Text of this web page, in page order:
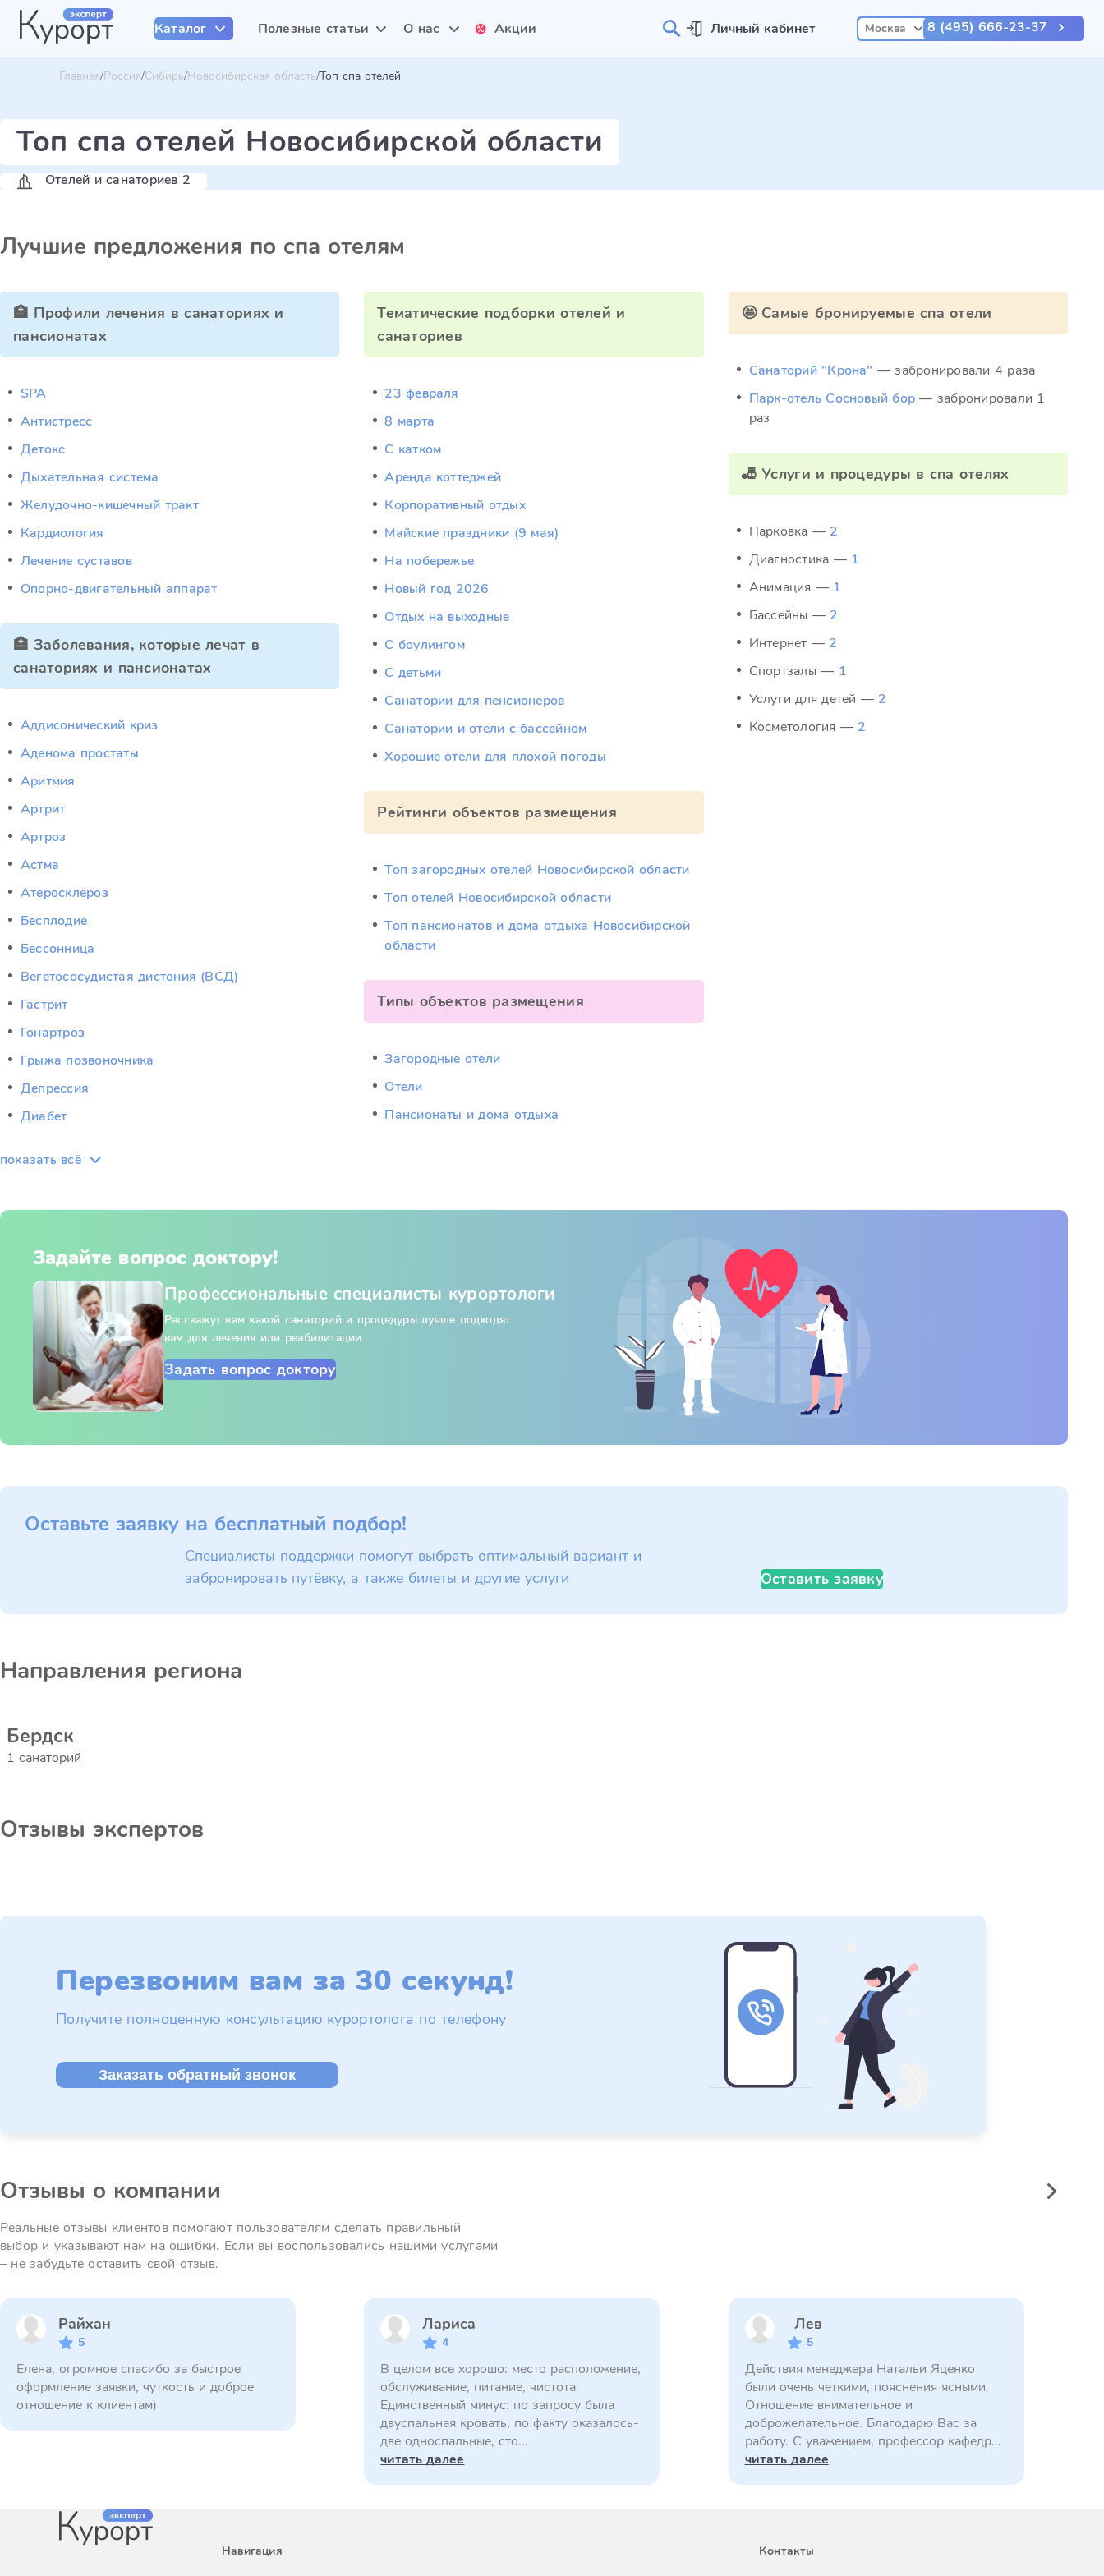
Каталог Полезные статьи О нас Акции Личный кабинет Москва 8 (495) 666-23-37
Главная Россия Сибирь Новосибирская область Топ спа отелей
Топ спа отелей Новосибирской области
Отелей и санаториев 2
Лучшие предложения по спа отелям
🏥 Профили лечения в санаториях и
пансионатах
SPA
Антистресс
Детокс
Дыхательная система
Желудочно-кишечный тракт
Кардиология
Лечение суставов
Опорно-двигательный аппарат
🏥 Заболевания, которые лечат в
санаториях и пансионатах
Аддисонический криз
Аденома простаты
Аритмия
Артрит
Артроз
Астма
Атеросклероз
Бесплодие
Бессонница
Вегетососудистая дистония (ВСД)
Гастрит
Гонартроз
Грыжа позвоночника
Депрессия
Диабет
показать всё
Тематические подборки отелей и
санаториев
23 февраля
8 марта
C катком
Аренда коттеджей
Корпоративный отдых
Майские праздники (9 мая)
На побережье
Новый год 2026
Отдых на выходные
С боулингом
С детьми
Санатории для пенсионеров
Санатории и отели с бассейном
Хорошие отели для плохой погоды
Рейтинги объектов размещения
Топ загородных отелей Новосибирской области
Топ отелей Новосибирской области
Топ пансионатов и дома отдыха Новосибирской
области
Типы объектов размещения
Загородные отели
Отели
Пансионаты и дома отдыха
🤩 Самые бронируемые спа отели
Санаторий "Крона" — забронировали 4 раза
Парк-отель Сосновый бор — забронировали 1
раз
🎳 Услуги и процедуры в спа отелях
Парковка — 2
Диагностика — 1
Анимация — 1
Бассейны — 2
Интернет — 2
Спортзалы — 1
Услуги для детей — 2
Косметология — 2
Задайте вопрос доктору!
Профессиональные специалисты курортологи
Расскажут вам какой санаторий и процедуры лучше подходят
вам для лечения или реабилитации
Задать вопрос доктору
Оставьте заявку на бесплатный подбор!
Специалисты поддержки помогут выбрать оптимальный вариант и
забронировать путёвку, а также билеты и другие услуги
Оставить заявку
Направления региона
Бердск
1 санаторий
Отзывы экспертов
Перезвоним вам за 30 секунд!
Получите полноценную консультацию курортолога по телефону
Заказать обратный звонок
Отзывы о компании
Реальные отзывы клиентов помогают пользователям сделать правильный
выбор и указывают нам на ошибки. Если вы воспользовались нашими услугами
– не забудьте оставить свой отзыв.
Райхан
5
Елена, огромное спасибо за быстрое
оформление заявки, чуткость и доброе
отношение к клиентам)
Лариса
4
В целом все хорошо: место расположение,
обслуживание, питание, чистота.
Единственный минус: по запросу была
двуспальная кровать, по факту оказалось-
две односпальные, сто...
читать далее
Лев
5
Действия менеджера Натальи Яценко
были очень четкими, пояснения ясными.
Отношение внимательное и
доброжелательное. Благодарю Вас за
работу. С уважением, профессор кафедр...
читать далее
Навигация Контакты